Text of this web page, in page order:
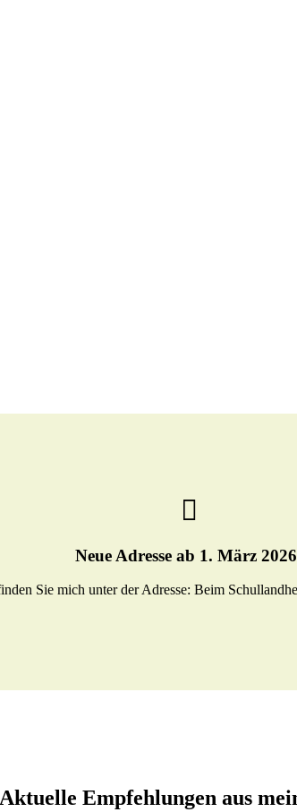
Neue Adresse ab 1. März
Sie mich unter der Adresse: Beim
Aktuelle Empfehlungen aus